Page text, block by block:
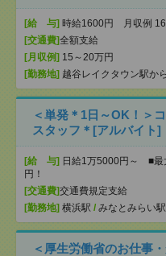
[給 与] 時給1600円 月収例
[交通費]全額支給
[月収例] 15～20万円
[勤務地] 越谷レイクタウン駅か
＜単発＊1日～OK！＞
スタッフ＊[アルバイト]
[給 与] 日給1万5000円～ ■最
円！
[交通費]交通費規定支給
[勤務地] 横浜駅 / みなとみらい駅
＜厚生労働省のお仕事